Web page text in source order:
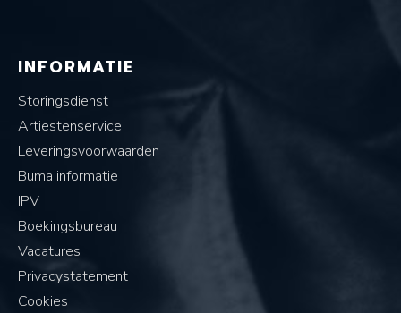
INFORMATIE
Storingsdienst
Artiestenservice
Leveringsvoorwaarden
Buma informatie
IPV
Boekingsbureau
Vacatures
Privacystatement
Cookies